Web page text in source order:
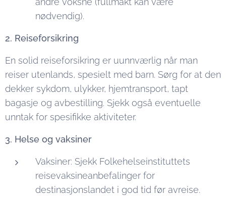
nødvendig).
2. Reiseforsikring
En solid reiseforsikring er uunnværlig når man
reiser utenlands, spesielt med barn. Sørg for at den
dekker sykdom, ulykker, hjemtransport, tapt
bagasje og avbestilling. Sjekk også eventuelle
unntak for spesifikke aktiviteter.
3. Helse og vaksiner
Vaksiner: Sjekk Folkehelseinstituttets
reisevaksineanbefalinger for
destinasjonslandet i god tid før avreise.